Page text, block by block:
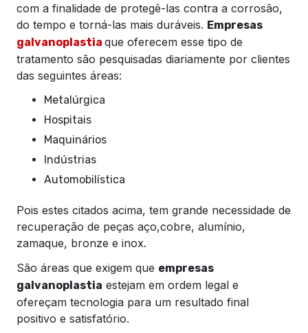
com a finalidade de protegê-las contra a corrosão,
do tempo e torná-las mais duráveis. Empresas
galvanoplastia que oferecem esse tipo de
tratamento são pesquisadas diariamente por clientes
das seguintes áreas:
Metalúrgica
Hospitais
Maquinários
Indústrias
Automobilística
Pois estes citados acima, tem grande necessidade de
recuperação de peças aço,cobre, alumínio,
zamaque, bronze e inox.
São áreas que exigem que empresas
galvanoplastia estejam em ordem legal e
ofereçam tecnologia para um resultado final
positivo e satisfatório.